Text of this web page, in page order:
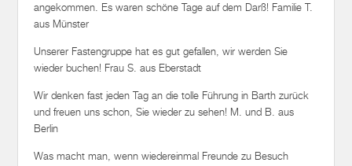
Unserer Fastengruppe hat es gut gefallen, wir werden Sie
Wir denken fast jeden Tag an die tolle Führung in Barth zurück
Berlin
Was macht man, wenn wiedereinmal Freunde zu Besuch
durch Barth bei Frau Pataki gebucht und waren sehr zufrieden.